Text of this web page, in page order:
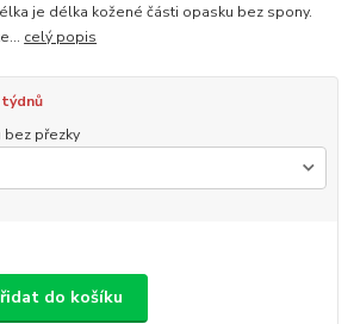
je délka kožené části opasku bez spony.
celý popis
bez přezky
do košíku